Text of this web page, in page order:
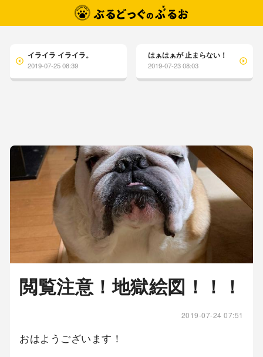
イライラ イライラ。
2019-07-25 08:39
はぁはぁが 止まらない！
2019-07-23 08:03
閲覧注意！地獄絵図！！！
2019-07-24 07:51
おはようございます！